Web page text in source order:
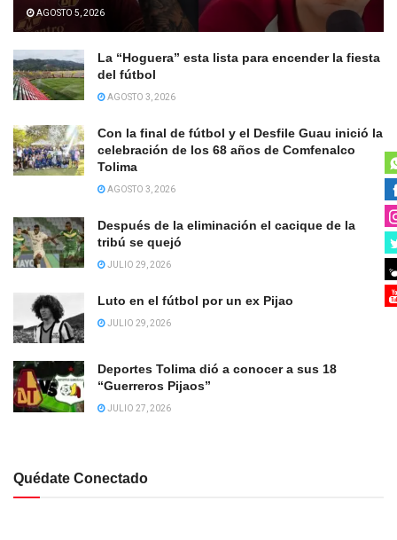
AGOSTO 5, 2026
La “Hoguera” esta lista para encender la fiesta
del fútbol
AGOSTO 3, 2026
Con la final de fútbol y el Desfile Guau inició la
celebración de los 68 años de Comfenalco
Tolima
AGOSTO 3, 2026
Después de la eliminación el cacique de la
tribú se quejó
JULIO 29, 2026
Luto en el fútbol por un ex Pijao
JULIO 29, 2026
Deportes Tolima dió a conocer a sus 18
“Guerreros Pijaos”
JULIO 27, 2026
Quédate Conectado